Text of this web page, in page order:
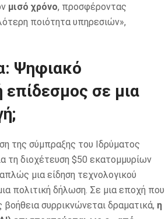
μισό χρόνο, προσφέροντας
ποιότητα υπηρεσιών»,
Ψηφιακό
σε μια
της σύμπραξης του Ιδρύματος
τη διοχέτευση $50 εκατομμυρίων
μια είδηση τεχνολογικού
πολιτική δήλωση. Σε μια εποχή που
βοήθεια συρρικνώνεται δραματικά, η